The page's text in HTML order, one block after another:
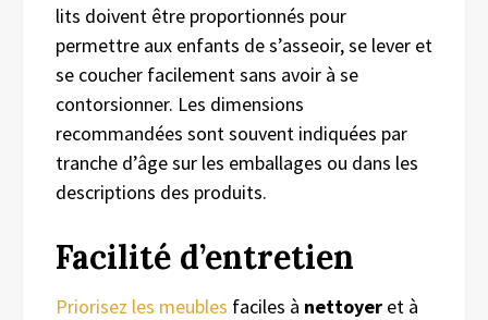
lits doivent être proportionnés pour
permettre aux enfants de s’asseoir, se lever et
se coucher facilement sans avoir à se
contorsionner. Les dimensions
recommandées sont souvent indiquées par
tranche d’âge sur les emballages ou dans les
descriptions des produits.
Facilité d’entretien
Priorisez les meubles faciles à nettoyer et à